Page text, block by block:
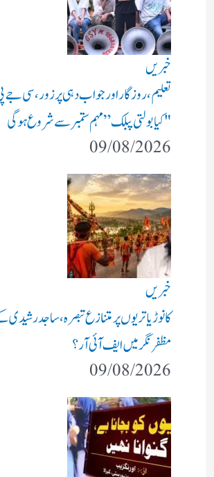
خبریں
تعلیم، روزگار اور جواب دہی پر زور، سی جے
"کیا بولتی پبلک” مہم ستمبر سے شروع ہوگی
09/08/2026
خبریں
کانوڑ یاتریوں پر متنازع تبصرہ، ساجد
مظفرنگر میں ایف آئی آر؟
09/08/2026